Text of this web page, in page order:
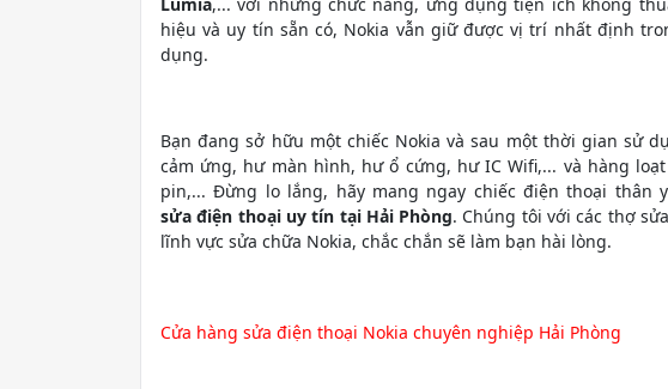
hiệu và uy tín sẵn có, Nokia vẫn giữ được vị trí nhất định
dụng.
Bạn đang sở hữu một chiếc Nokia và sau một thời gian sử
cảm ứng, hư màn hình, hư ổ cứng, hư IC Wifi,... và hàng
pin,... Đừng lo lắng, hãy mang ngay chiếc điện thoại thân
sửa điện thoại uy tín tại Hải Phòng. Chúng tôi với các thợ
lĩnh vực sửa chữa Nokia, chắc chắn sẽ làm bạn hài lòng.
Cửa hàng sửa điện thoại Nokia chuyên nghiệp Hải Phòng